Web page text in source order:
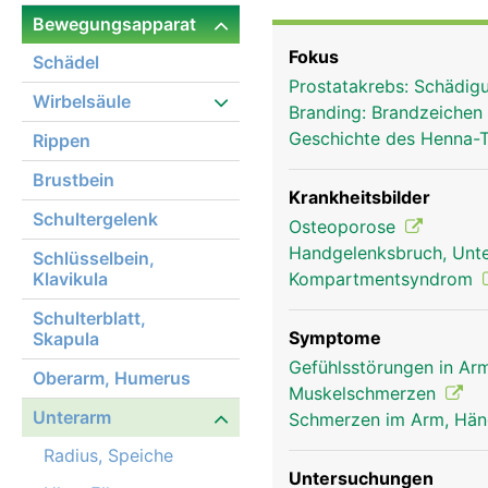
Bewegungsapparat
Schädel
Wirbelsäule
Rippen
Brustbein
Schultergelenk
Schlüsselbein,
Klavikula
Schulterblatt,
Skapula
Oberarm, Humerus
Unterarm
Radius, Speiche
ermöglicht. Das
ermöglicht komplexe
gleichzeitiger Drehung.
Hände und Finger,
Fokus
Prostatakrebs:
Branding:
Geschichte des Henna-
Krankheitsbilder
Osteoporose
Handgelenksbruch,
Kompartmentsyndrom
Symptome
Gefühlsstörungen in
Muskelschmerzen
Schmerzen im Arm,
Untersuchungen